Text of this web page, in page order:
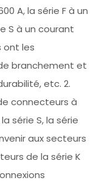
A, la série F à un
S à un courant
ont les
branchement et
etc. 2.
connecteurs à
série S, la série
aux secteurs
de la série K